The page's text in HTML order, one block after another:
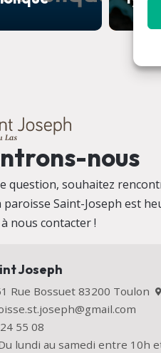
nous
question, souhaitez
paroisse Saint-Joseph est
nous contacter !
Joseph
Rue Bossuet 83200 Toulon
55 08
lundi au samedi entre 10h